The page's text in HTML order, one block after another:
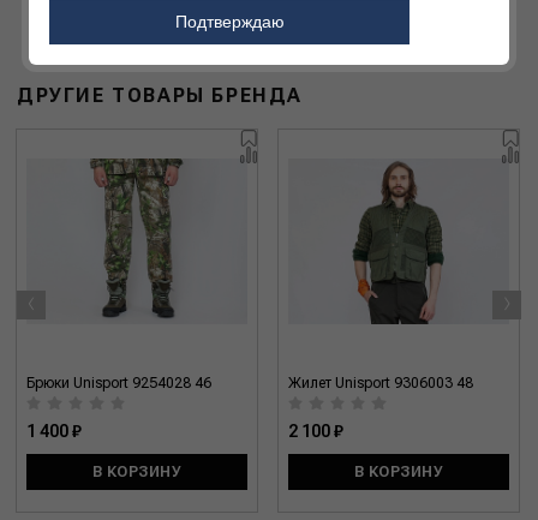
ДРУГИЕ ТОВАРЫ БРЕНДА
Брюки Unisport 9254028 46
1 400 ₽
В КОРЗИНУ
Жилет Unisport 9306003 48
2 100 ₽
В КОРЗИНУ
‹ ›
Подтверждаю